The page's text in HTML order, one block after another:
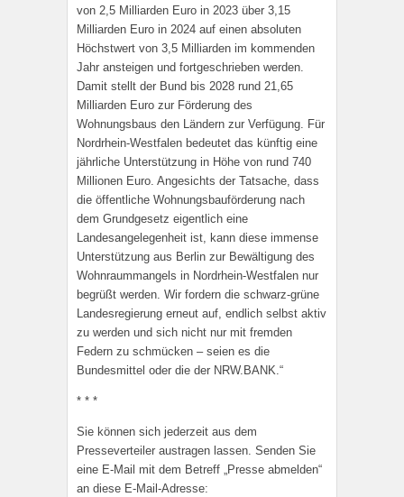
von 2,5 Milliarden Euro in 2023 über 3,15
Milliarden Euro in 2024 auf einen absoluten
Höchstwert von 3,5 Milliarden im kommenden
Jahr ansteigen und fortgeschrieben werden.
Damit stellt der Bund bis 2028 rund 21,65
Milliarden Euro zur Förderung des
Wohnungsbaus den Ländern zur Verfügung. Für
Nordrhein-Westfalen bedeutet das künftig eine
jährliche Unterstützung in Höhe von rund 740
Millionen Euro. Angesichts der Tatsache, dass
die öffentliche Wohnungsbauförderung nach
dem Grundgesetz eigentlich eine
Landesangelegenheit ist, kann diese immense
Unterstützung aus Berlin zur Bewältigung des
Wohnraummangels in Nordrhein-Westfalen nur
begrüßt werden. Wir fordern die schwarz-grüne
Landesregierung erneut auf, endlich selbst aktiv
zu werden und sich nicht nur mit fremden
Federn zu schmücken – seien es die
Bundesmittel oder die der NRW.BANK.“
* * *
Sie können sich jederzeit aus dem
Presseverteiler austragen lassen. Senden Sie
eine E-Mail mit dem Betreff „Presse abmelden“
an diese E-Mail-Adresse: